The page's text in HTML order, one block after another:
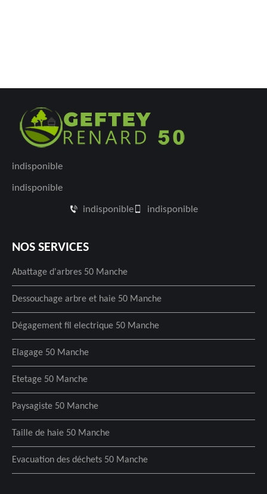
indisponible
indisponible
indisponible indisponible
NOS SERVICES
Abattage d'arbres 50 Manche
Dessouchage arbre et haie 50 Manche
Dégagement fil electrique 50 Manche
Elagage 50 Manche
Etetage 50 Manche
Paysagiste 50 Manche
Taille de haie 50 Manche
Evacuation des déchets 50 Manche